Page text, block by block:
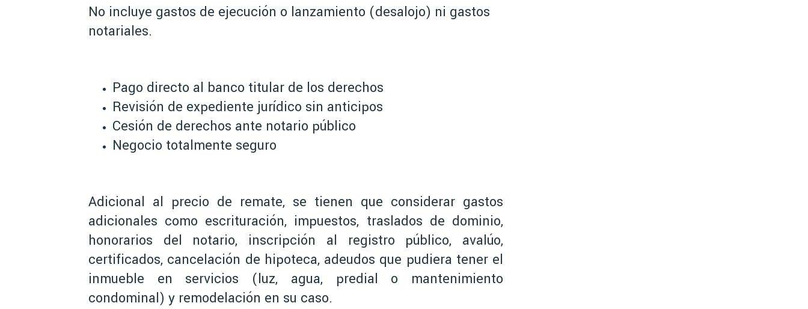
No incluye gastos de ejecución o lanzamiento (desalojo) ni gastos
notariales.
Pago directo al banco titular de los derechos
Revisión de expediente jurídico sin anticipos
Cesión de derechos ante notario público
Negocio totalmente seguro
Adicional al precio de remate, se tienen que considerar gastos
adicionales como escrituración, impuestos, traslados de dominio,
honorarios del notario, inscripción al registro público, avalúo,
certificados, cancelación de hipoteca, adeudos que pudiera tener el
inmueble en servicios (luz, agua, predial o mantenimiento
condominal) y remodelación en su caso.